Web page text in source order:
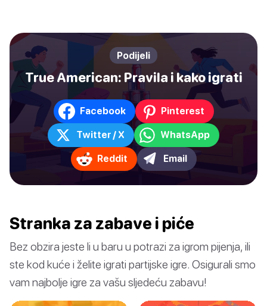
Podijeli
True American: Pravila i kako igrati
Facebook Pinterest
Twitter / X WhatsApp
Reddit Email
Stranka za zabave i piće
Bez obzira jeste li u baru u potrazi za igrom pijenja, ili
ste kod kuće i želite igrati partijske igre. Osigurali smo
vam najbolje igre za vašu sljedeću zabavu!